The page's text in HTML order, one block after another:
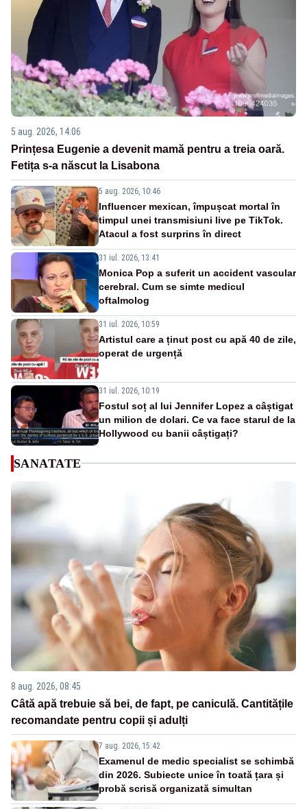
5 aug. 2026, 14:06
Prințesa Eugenie a devenit mamă pentru a treia oară.
Fetița s-a născut la Lisabona
5 aug. 2026, 10:46
Influencer mexican, împușcat mortal în
timpul unei transmisiuni live pe TikTok.
Atacul a fost surprins în direct
31 iul. 2026, 13:41
Monica Pop a suferit un accident vascular
cerebral. Cum se simte medicul
oftalmolog
31 iul. 2026, 10:59
Artistul care a ținut post cu apă 40 de zile,
operat de urgență
31 iul. 2026, 10:19
Fostul soț al lui Jennifer Lopez a câștigat
un milion de dolari. Ce va face starul de la
Hollywood cu banii câștigați?
SANATATE
8 aug. 2026, 08:45
Câtă apă trebuie să bei, de fapt, pe caniculă. Cantitățile
recomandate pentru copii și adulți
7 aug. 2026, 15:42
Examenul de medic specialist se schimbă
din 2026. Subiecte unice în toată țara și
probă scrisă organizată simultan